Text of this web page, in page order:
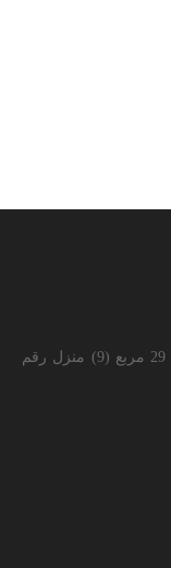
السودان – الخرطوم – العمارات شارع 29 مربع (9) منزل رقم